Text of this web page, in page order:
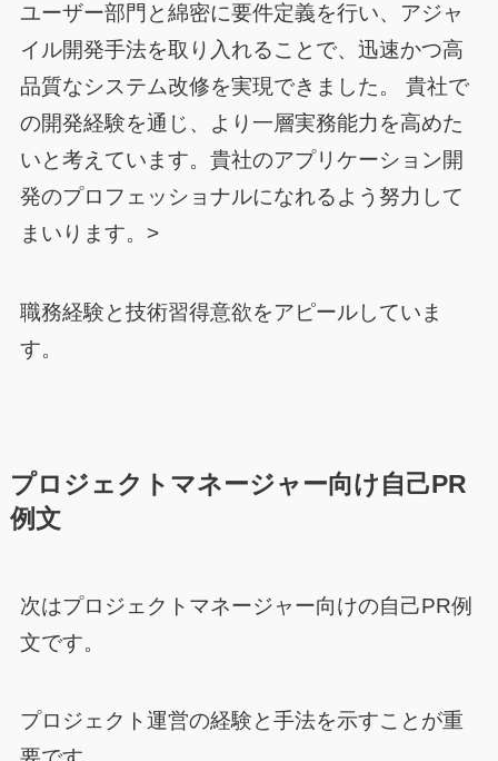
ユーザー部門と綿密に要件定義を行い、アジャ
イル開発手法を取り入れることで、迅速かつ高
品質なシステム改修を実現できました。 貴社で
の開発経験を通じ、より一層実務能力を高めた
いと考えています。貴社のアプリケーション開
発のプロフェッショナルになれるよう努力して
まいります。>
職務経験と技術習得意欲をアピールしていま
す。
プロジェクトマネージャー向け自己PR
例文
次はプロジェクトマネージャー向けの自己PR例
文です。
プロジェクト運営の経験と手法を示すことが重